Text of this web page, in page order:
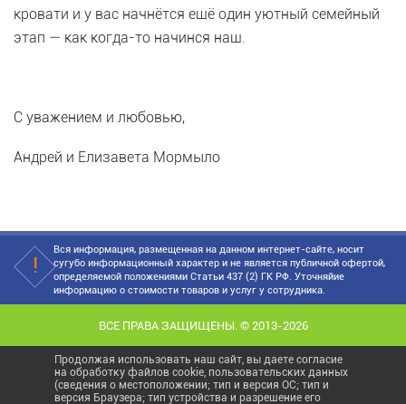
кровати и у вас начнётся ещё один уютный семейный
этап — как когда-то начинся наш.
С уважением и любовью,
Андрей и Елизавета Мормыло
Вся информация, размещенная на данном интернет-сайте, носит
сугубо информационный характер и не является публичной офертой,
определяемой положениями Статьи 437 (2) ГК РФ. Уточняйие
информацию о стоимости товаров и услуг у сотрудника.
ВСЕ ПРАВА ЗАЩИЩЕНЫ. © 2013-2026
Продолжая использовать наш сайт, вы даете согласие
на обработку файлов cookie, пользовательских данных
(сведения о местоположении; тип и версия ОС; тип и
версия Браузера; тип устройства и разрешение его